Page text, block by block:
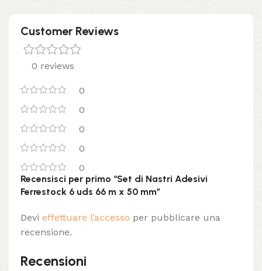
Customer Reviews
0 reviews
0
0
0
0
0
Recensioni
Recensisci per primo “Set di Nastri Adesivi
Ferrestock 6 uds 66 m x 50 mm”
Devi effettuare l’accesso per pubblicare una
recensione.